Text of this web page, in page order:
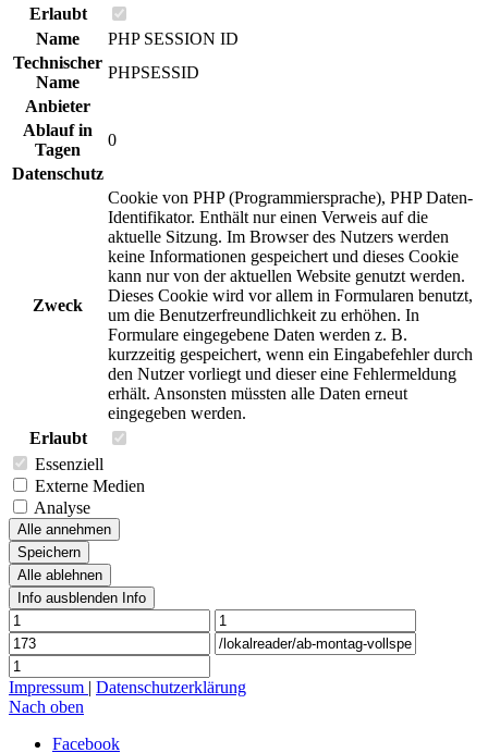
Erlaubt
Name
PHP SESSION ID
Technischer
Name
PHPSESSID
Anbieter
Ablauf in
Tagen
0
Datenschutz
Zweck
Cookie von PHP (Programmiersprache), PHP Daten-
Identifikator. Enthält nur einen Verweis auf die
aktuelle Sitzung. Im Browser des Nutzers werden
keine Informationen gespeichert und dieses Cookie
kann nur von der aktuellen Website genutzt werden.
Dieses Cookie wird vor allem in Formularen benutzt,
um die Benutzerfreundlichkeit zu erhöhen. In
Formulare eingegebene Daten werden z. B.
kurzzeitig gespeichert, wenn ein Eingabefehler durch
den Nutzer vorliegt und dieser eine Fehlermeldung
erhält. Ansonsten müssten alle Daten erneut
eingegeben werden.
Erlaubt
Essenziell
Externe Medien
Analyse
Alle annehmen
Speichern
Alle ablehnen
Info ausblenden Info
Impressum | Datenschutzerklärung
Nach oben
Facebook